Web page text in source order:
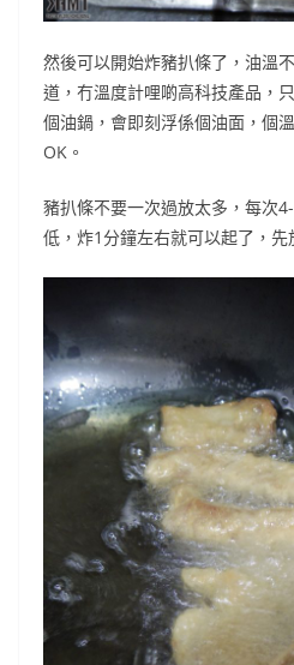
然後可以開始炸豬扒條了，油溫
道，冇溫度計哩啲高科技產品，
個油鍋，會即刻浮係個油面，個
OK。
豬扒條不要一次過放太多，每次
低，炸1分鐘左右就可以起了，先